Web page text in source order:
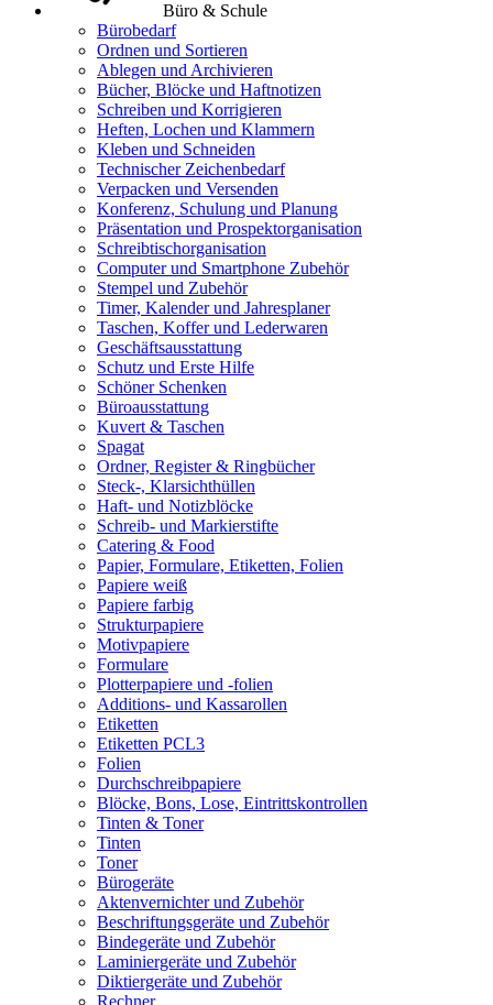
Büro & Schule
Bürobedarf
Ordnen und Sortieren
Ablegen und Archivieren
Bücher, Blöcke und Haftnotizen
Schreiben und Korrigieren
Heften, Lochen und Klammern
Kleben und Schneiden
Technischer Zeichenbedarf
Verpacken und Versenden
Konferenz, Schulung und Planung
Präsentation und Prospektorganisation
Schreibtischorganisation
Computer und Smartphone Zubehör
Stempel und Zubehör
Timer, Kalender und Jahresplaner
Taschen, Koffer und Lederwaren
Geschäftsausstattung
Schutz und Erste Hilfe
Schöner Schenken
Büroausstattung
Kuvert & Taschen
Spagat
Ordner, Register & Ringbücher
Steck-, Klarsichthüllen
Haft- und Notizblöcke
Schreib- und Markierstifte
Catering & Food
Papier, Formulare, Etiketten, Folien
Papiere weiß
Papiere farbig
Strukturpapiere
Motivpapiere
Formulare
Plotterpapiere und -folien
Additions- und Kassarollen
Etiketten
Etiketten PCL3
Folien
Durchschreibpapiere
Blöcke, Bons, Lose, Eintrittskontrollen
Tinten & Toner
Tinten
Toner
Bürogeräte
Aktenvernichter und Zubehör
Beschriftungsgeräte und Zubehör
Bindegeräte und Zubehör
Laminiergeräte und Zubehör
Diktiergeräte und Zubehör